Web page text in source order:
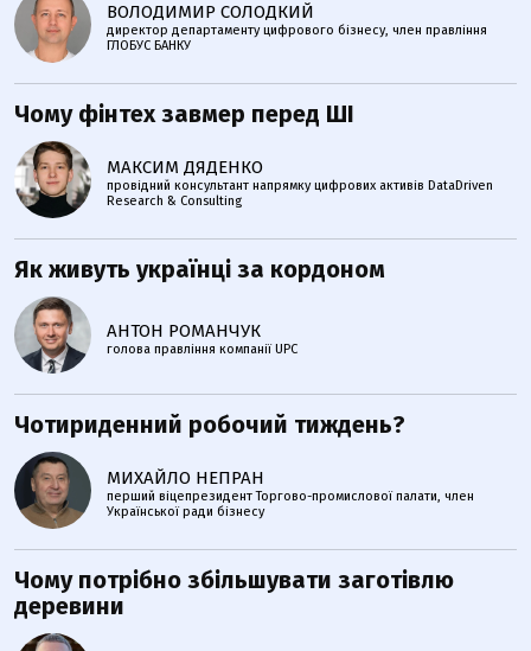
ВОЛОДИМИР СОЛОДКИЙ
директор департаменту цифрового бізнесу, член правління
ГЛОБУС БАНКУ
Чому фінтех завмер перед ШІ
МАКСИМ ДЯДЕНКО
провідний консультант напрямку цифрових активів DataDriven
Research & Consulting
Як живуть українці за кордоном
АНТОН РОМАНЧУК
голова правління компанії UPC
Чотириденний робочий тиждень?
МИХАЙЛО НЕПРАН
перший віцепрезидент Торгово-промислової палати, член
Української ради бізнесу
Чому потрібно збільшувати заготівлю
деревини